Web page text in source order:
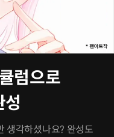
럼으로
성
생각하셨나요? 완성도